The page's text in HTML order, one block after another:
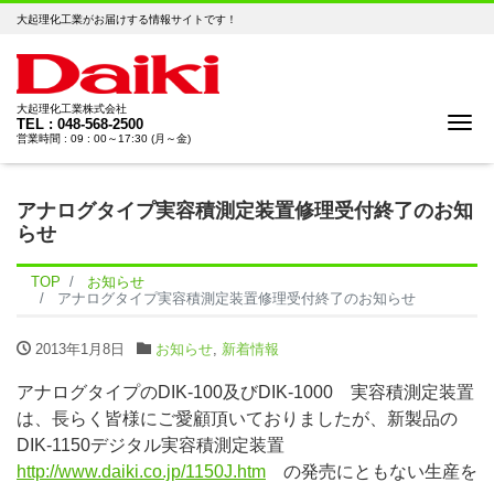
大起理化工業がお届けする情報サイトです！
大起理化工業株式会社
TEL : 048-568-2500
営業時間 : 09 : 00～17:30 (月～金)
アナログタイプ実容積測定装置修理受付終了のお知
らせ
TOP
お知らせ
アナログタイプ実容積測定装置修理受付終了のお知らせ
2013年1月8日 お知らせ, 新着情報
アナログタイプのDIK-100及びDIK-1000 実容積測定装置
は、長らく皆様にご愛顧頂いておりましたが、新製品の
DIK-1150デジタル実容積測定装置
http://www.daiki.co.jp/1150J.htm の発売にともない生産を